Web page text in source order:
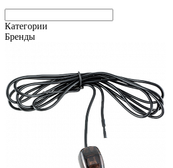
Категории
Бренды